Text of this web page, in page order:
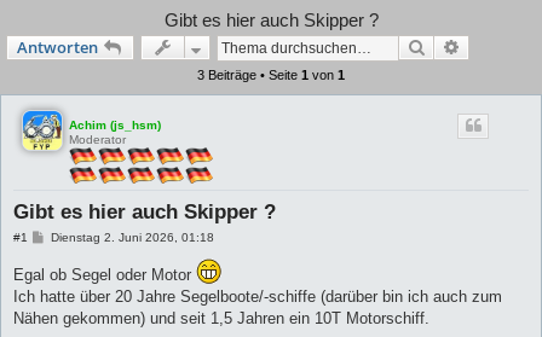
Gibt es hier auch Skipper ?
Antworten Suche
3 Beiträge • Seite 1 von 1
Achim (js_hsm)
Moderator
Gibt es hier auch Skipper ?
#1
B
r
g
Dienstag 2. Juni 2026, 01:18
Egal ob Segel oder Motor
Ich hatte über 20 Jahre Segelboote/-schiffe (darüber bin ich auch zum
Nähen gekommen) und seit 1,5 Jahren ein 10T Motorschiff.